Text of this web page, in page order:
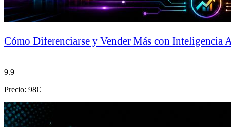
Cómo Diferenciarse y Vender Más con Inteligencia
9.9
Precio: 98€